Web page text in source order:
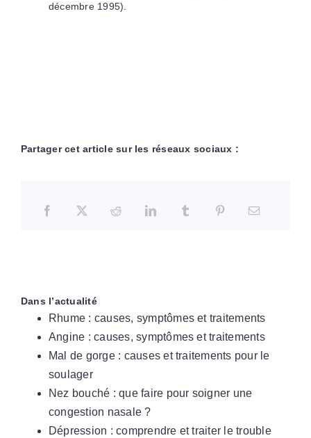
décembre 1995).
Partager cet article sur les réseaux sociaux :
Dans l’actualité
Rhume : causes, symptômes et traitements
Angine : causes, symptômes et traitements
Mal de gorge : causes et traitements pour le
soulager
Nez bouché : que faire pour soigner une
congestion nasale ?
Dépression : comprendre et traiter le trouble